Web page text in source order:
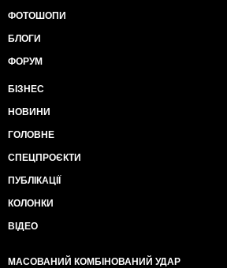
ФОТОШОПИ
БЛОГИ
ФОРУМ
БІЗНЕС
НОВИНИ
ГОЛОВНЕ
СПЕЦПРОЄКТИ
ПУБЛІКАЦІЇ
КОЛОНКИ
ВІДЕО
МАСОВАНИЙ КОМБІНОВАНИЙ УДАР